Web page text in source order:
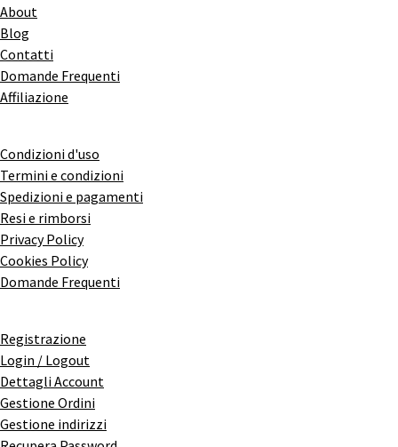
About
Blog
Contatti
Domande Frequenti
Affiliazione
Condizioni d'uso
Termini e condizioni
Spedizioni e pagamenti
Resi e rimborsi
Privacy Policy
Cookies Policy
Domande Frequenti
Registrazione
Login / Logout
Dettagli Account
Gestione Ordini
Gestione indirizzi